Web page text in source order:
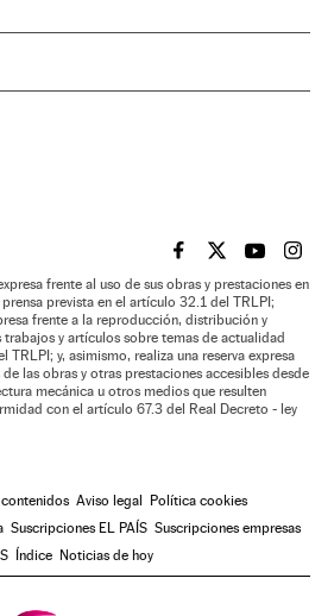
EL PAÍS BRASIL EN
EL PAÍSEL PAÍS
EL
frente al uso de sus obras y prestaciones en
prevista en el artículo 32.1 del TRLPI;
frente a la reproducción, distribución y
y artículos sobre temas de actualidad
TRLPI; y, asimismo, realiza una reserva expresa
las obras y otras prestaciones accesibles desde
mecánica u otros medios que resulten
con el artículo 67.3 del Real Decreto - ley
Aviso legal Política cookies
Suscripciones EL PAÍS Suscripciones empresas
Índice Noticias de hoy